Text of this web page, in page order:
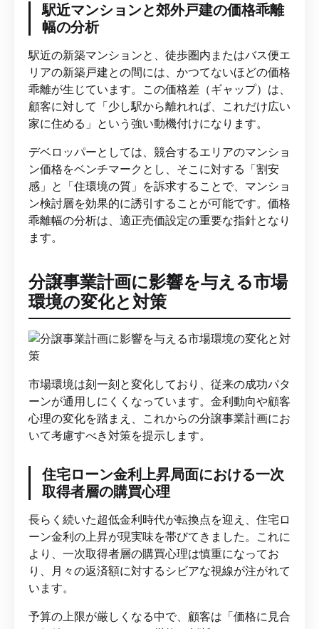
駅近マンションと郊外戸建の価格乖離
幅の分析
駅近の新築マンションと、徒歩圏内またはバス便エ
リアの新築戸建との間には、かつてないほどの価格
乖離が生じています。この価格差（ギャップ）は、
顧客に対して「少し駅から離れれば、これだけ広い
家に住める」という強い動機付けになります。
デベロッパーとしては、競合するエリアのマンショ
ン価格をベンチマークとし、そこに対する「割安
感」と「住環境の質」を訴求することで、マンショ
ン検討層を効果的に誘引することが可能です。価格
乖離幅の分析は、適正売価設定の重要な指針となり
ます。
分譲事業計画に影響を与える市場
環境の変化と対策
市場環境は刻一刻と変化しており、従来の成功パタ
ーンが通用しにくくなっています。金利動向や顧客
心理の変化を踏まえ、これからの分譲事業計画にお
いて考慮すべき対策を提示します。
住宅ローン金利上昇局面における一次
取得者層の購買心理
長らく続いた超低金利時代が転換点を迎え、住宅ロ
ーン金利の上昇が現実味を帯びてきました。これに
より、一次取得者層の購買心理は慎重になってお
り、月々の返済額に対するシビアな視線が注がれて
います。
予算の上限が厳しくなる中で、顧客は「価格に見合